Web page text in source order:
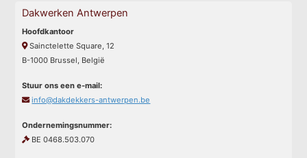
Dakwerken Antwerpen
Hoofdkantoor
Sainctelette Square, 12
B-1000 Brussel, België
Stuur ons een e-mail:
info@dakdekkers-antwerpen.be
Ondernemingsnummer:
BE 0468.503.070